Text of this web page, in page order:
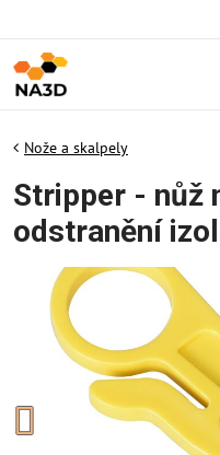
Nože a skalpely
Stripper - nůž
odstranění